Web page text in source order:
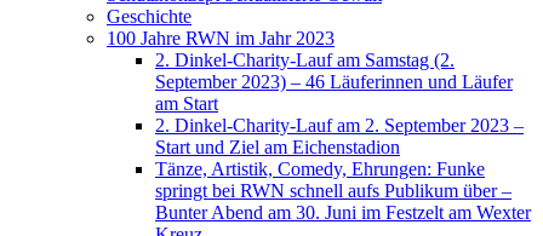
Geschichte
100 Jahre RWN im Jahr 2023
2. Dinkel-Charity-Lauf am Samstag (2.
September 2023) – 46 Läuferinnen und Läufer
am Start
2. Dinkel-Charity-Lauf am 2. September 2023 –
Start und Ziel am Eichenstadion
Tänze, Artistik, Comedy, Ehrungen: Funke
springt bei RWN schnell aufs Publikum über –
Bunter Abend am 30. Juni im Festzelt am Wexter